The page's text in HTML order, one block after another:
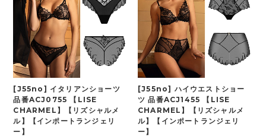
[J55no] イタリアンショーツ
品番ACJ0755 【LISE
CHARMEL】【リズシャルメ
ル】【インポートランジェリ
ー】
[J55no] ハイウエストショー
ツ 品番ACJ1455 【LISE
CHARMEL】【リズシャルメ
ル】【インポートランジェリ
ー】